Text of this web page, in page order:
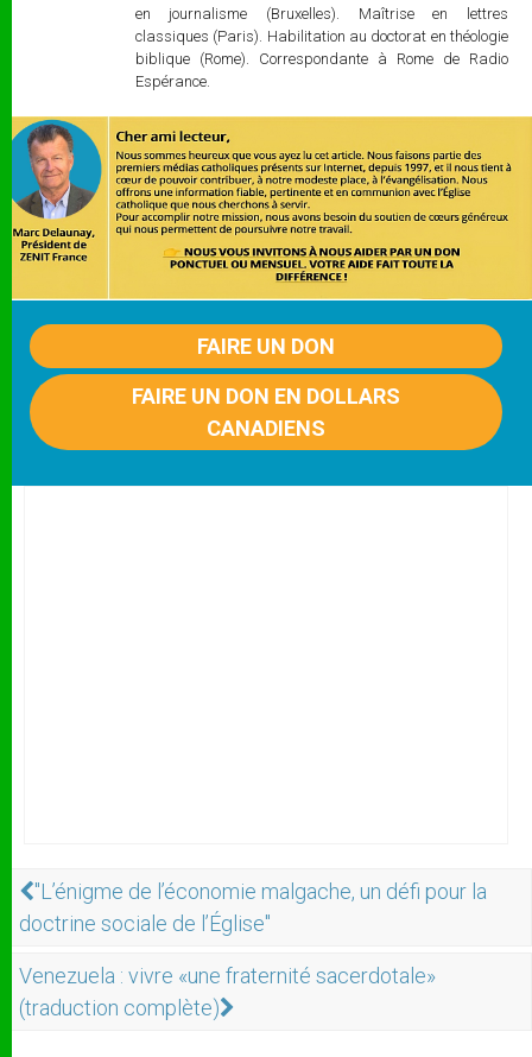
en journalisme (Bruxelles). Maîtrise en lettres
classiques (Paris). Habilitation au doctorat en théologie
biblique (Rome). Correspondante à Rome de Radio
Espérance.
FAIRE UN DON
FAIRE UN DON EN DOLLARS
CANADIENS
"L’énigme de l’économie malgache, un défi pour la
doctrine sociale de l’Église"
Venezuela : vivre «une fraternité sacerdotale»
(traduction complète)